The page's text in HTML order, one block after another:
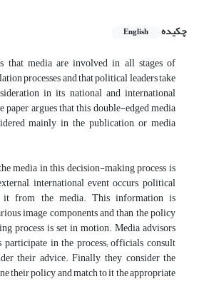
چکیده
English
that media are involved in all stages of
processes and that political leaders take
in its national and international
paper argues that this double-edged media
mainly in the publication, or media
media in this decision-making process is
international event occurs, political
it from the media. This information is
image components and than the policy
process is set in motion. Media advisors
participate in the process; officials consult
their advice. Finally, they consider the
their policy and match to it the appropriate